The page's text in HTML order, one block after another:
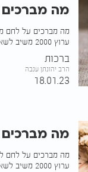
מה
מה מברכים על לחם
ערוץ 2000 משיב לשאלה
ברכות
הרב יהונתן ענבה
18.01.23
מה מברכים
מה מברכים על לחם
ערוץ 2000 משיב לשאלה